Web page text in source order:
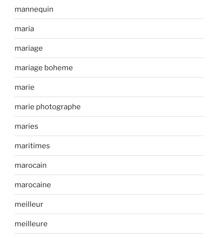
mannequin
maria
mariage
mariage boheme
marie
marie photographe
maries
maritimes
marocain
marocaine
meilleur
meilleure